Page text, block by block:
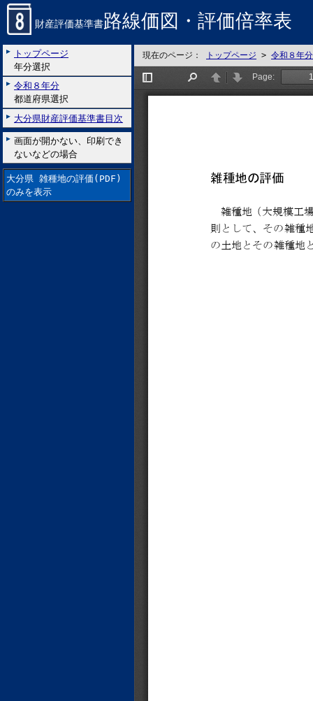
財産評価基準書路線価図・評価倍率表
トップページ
年分選択
令和８年分
都道府県選択
大分県財産評価基準書目次
画面が開かない、印刷でき
ないなどの場合
大分県 雑種地の評価(PDF)
のみを表示
現在のページ： トップページ > 令和８年分